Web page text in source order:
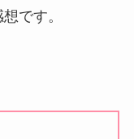
です。